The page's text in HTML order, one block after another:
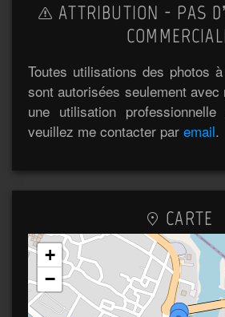
ATTRIBUTION - PAS
Toutes utilisations des photos
sont autorisées seulement
une utilisation
veuillez me contacter par email.
CARTE
+
−